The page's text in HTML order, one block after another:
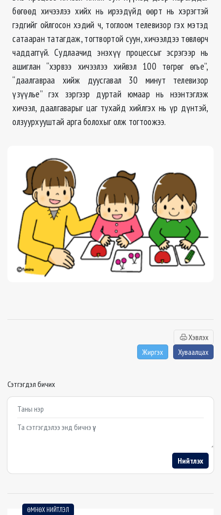
бөгөөд хичээлээ хийх нь ирээдүйд өөрт нь хэрэгтэй
гэдгийг ойлгосон хэдий ч, тоглоом телевизор гэх мэтэд
сатааран татагдаж, тогтвортой суун, хичээлдээ төвлөрч
чаддаггүй. Судлаачид энэхүү процессыг эсрэгээр нь
ашиглан “хэрвээ хичээлээ хийвэл 100 төгрөг өгье”,
“даалгавраа хийж дуусгавал 30 минут телевизор
үзүүлье” гэх зэргээр дуртай юмаар нь нээнтэглэж
хичээл, даалгаварыг цаг тухайд хийлгэх нь үр дүнтэй,
олзуурхууштай арга болохыг олж тогтоожээ.
Хэвлэх
Жиргэх
Хуваалцах
Сэтгэгдэл бичих
Example textarea
Нийтлэх
ӨМНӨХ НИЙТЛЭЛ